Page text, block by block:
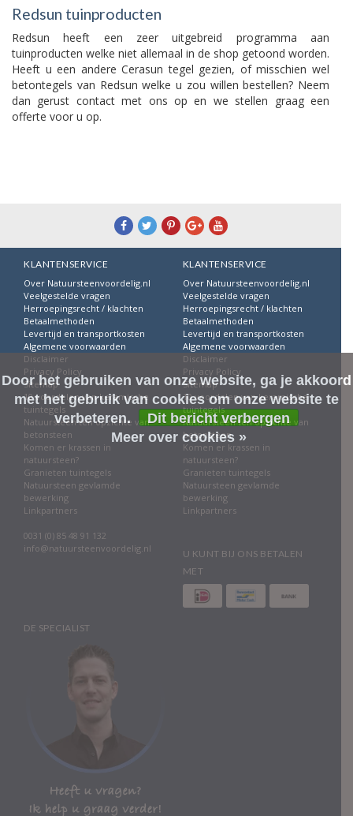
Redsun tuinproducten
Redsun heeft een zeer uitgebreid programma aan
tuinproducten welke niet allemaal in de shop getoond worden.
Heeft u een andere Cerasun tegel gezien, of misschien wel
betontegels van Redsun welke u zou willen bestellen? Neem
dan gerust contact met ons op en we stellen graag een
offerte voor u op.
KLANTENSERVICE
Over Natuursteenvoordelig.nl
Veelgestelde vragen
Herroepingsrecht / klachten
Betaalmethoden
Levertijd en transportkosten
Algemene voorwaarden
Disclaimer
Privacy Policy
Sitemap
10 voordelen van keramische
tuintegels
Natuursteen ten opzichte van
betonsteen
Komen er krassen in
natuursteen?
Granieten tuintegels
Natuursteen gevlamde
bewerking
Linkpartners
0031 (0) 85 48 91 132
info@natuursteenvoordelig.nl
KLANTENSERVICE
Over Natuursteenvoordelig.nl
Veelgestelde vragen
Herroepingsrecht / klachten
Betaalmethoden
Levertijd en transportkosten
Algemene voorwaarden
Disclaimer
Privacy Policy
Sitemap
10 voordelen van keramische
tuintegels
Natuursteen ten opzichte van
betonsteen
Komen er krassen in
natuursteen?
Granieten tuintegels
Natuursteen gevlamde
bewerking
Linkpartners
U KUNT BIJ ONS BETALEN
MET
DE SPECIALIST
Door het gebruiken van onze website, ga je akkoord
met het gebruik van cookies om onze website te
verbeteren.
Dit bericht verbergen
Meer over cookies »